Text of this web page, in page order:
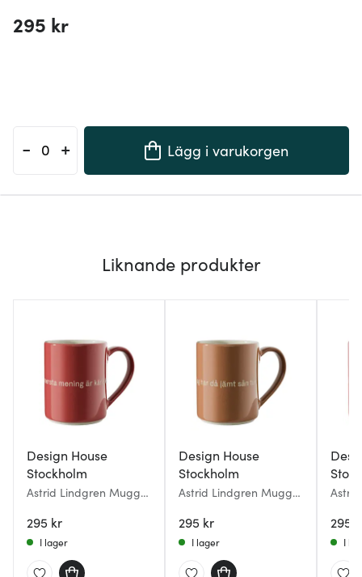
295 kr
- + Lägg i varukorgen
Liknande produkter
Design House
Stockholm
Astrid Lindgren Mugg
innersta… Röd
295 kr
I lager
Design House
Stockholm
Astrid Lindgren Mugg
har då.. Brun
295 kr
I lager
kan
295
I